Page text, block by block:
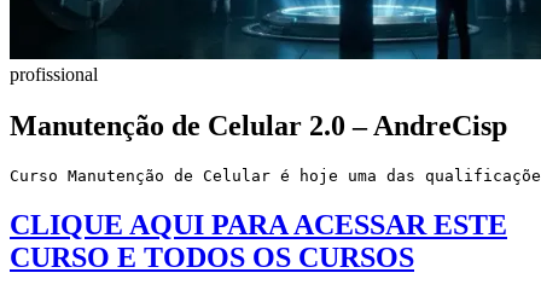
profissional
Manutenção de Celular 2.0 – AndreCisp
CLIQUE AQUI PARA ACESSAR ESTE
CURSO E TODOS OS CURSOS